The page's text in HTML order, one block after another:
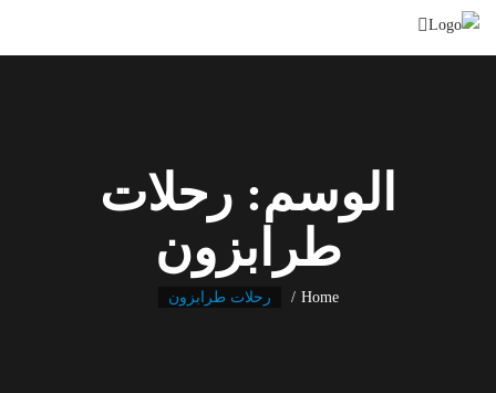
Skip
الوسم: رحلات
طرابزون
Home رحلات طرابزون